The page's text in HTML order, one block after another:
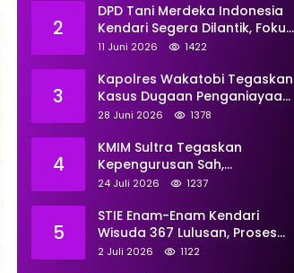
2
DPD Tani Merdeka Indonesia
Kendari Segera Dilantik, Fokus
Perkuat Pemberdayaan
11 Juni 2026 1422
3
Kapolres Wakatobi Tegaskan
Kasus Dugaan Penganiayaan
Dua Remaja oleh Dua
Profesional
28 Juni 2026 1378
4
KMIM Sultra Tegaskan
Kepengurusan Sah,
Peringatkan Klaim Ketua
24 Juli 2026 1237
5
STIE Enam-Enam Kendari
Wisuda 367 Lulusan, Proses
Transformasi Menuju
2 Juli 2026 1122